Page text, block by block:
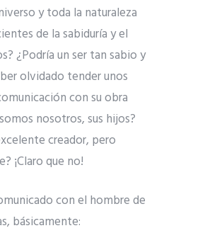
y toda la naturaleza
de la sabiduría y el
¿Podría un ser tan sabio y
olvidado tender unos
con su obra
nosotros, sus hijos?
creador, pero
¡Claro que no!
con el hombre de
básicamente: